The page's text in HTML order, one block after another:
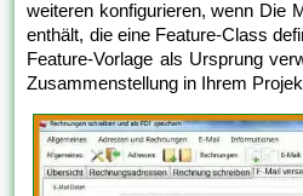
weiteren konfigurieren, wenn Die
enthält, die eine Feature-Class
Feature-Vorlage als Ursprung
Zusammenstellung in Ihrem